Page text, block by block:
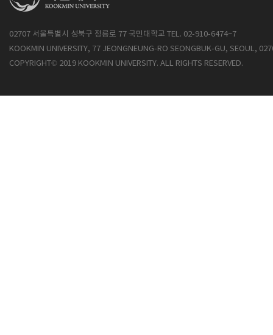
02707 서울특별시 성북구 정릉로 77 국민대학교 TEL. 02-910-6474~7
KOOKMIN UNIVERSITY, 77 JEONGNEUNG-RO SEONGBUK-GU, SEOUL,
COPYRIGHT© 2019 KOOKMIN UNIVERSITY. ALL RIGHTS RESERVED.